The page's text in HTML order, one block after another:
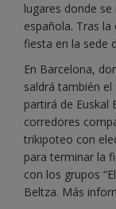
lugares donde
española. Tras
fiesta en la sede
En Barcelona,
saldrá también el
partirá de Euskal
corredores
trikipoteo con
para terminar la
con los grupos
Beltza. Más